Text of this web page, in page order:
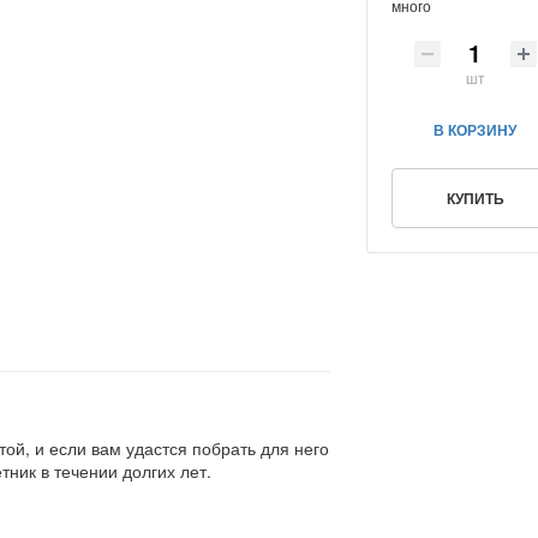
много
шт
В КОРЗИНУ
КУПИТЬ
и если вам удастся побрать для него
в течении долгих лет.